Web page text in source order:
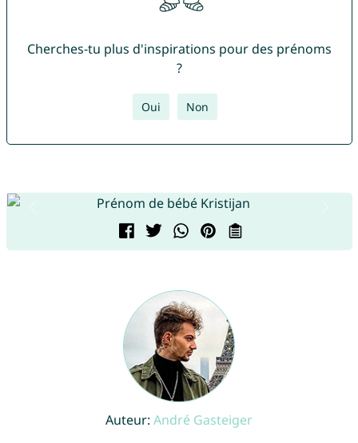
Cherches-tu plus d'inspirations pour des prénoms
?
Oui Non
Auteur: André Gasteiger